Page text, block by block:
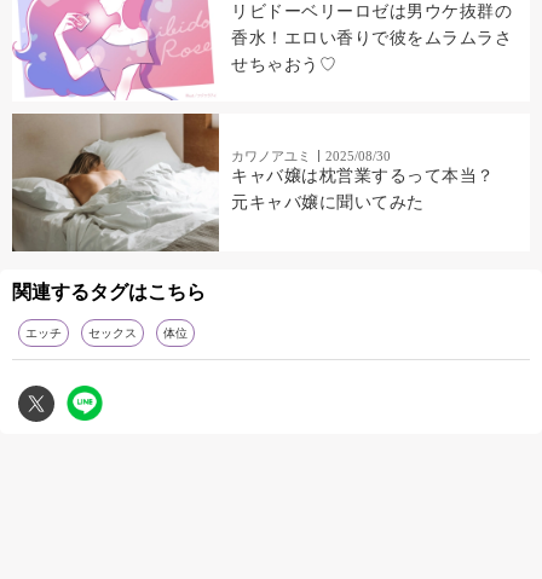
リビドーベリーロゼは男ウケ抜群の
香水！エロい香りで彼をムラムラさ
せちゃおう♡
カワノアユミ 2025/08/30
キャバ嬢は枕営業するって本当？
元キャバ嬢に聞いてみた
関連するタグはこちら
エッチ セックス 体位